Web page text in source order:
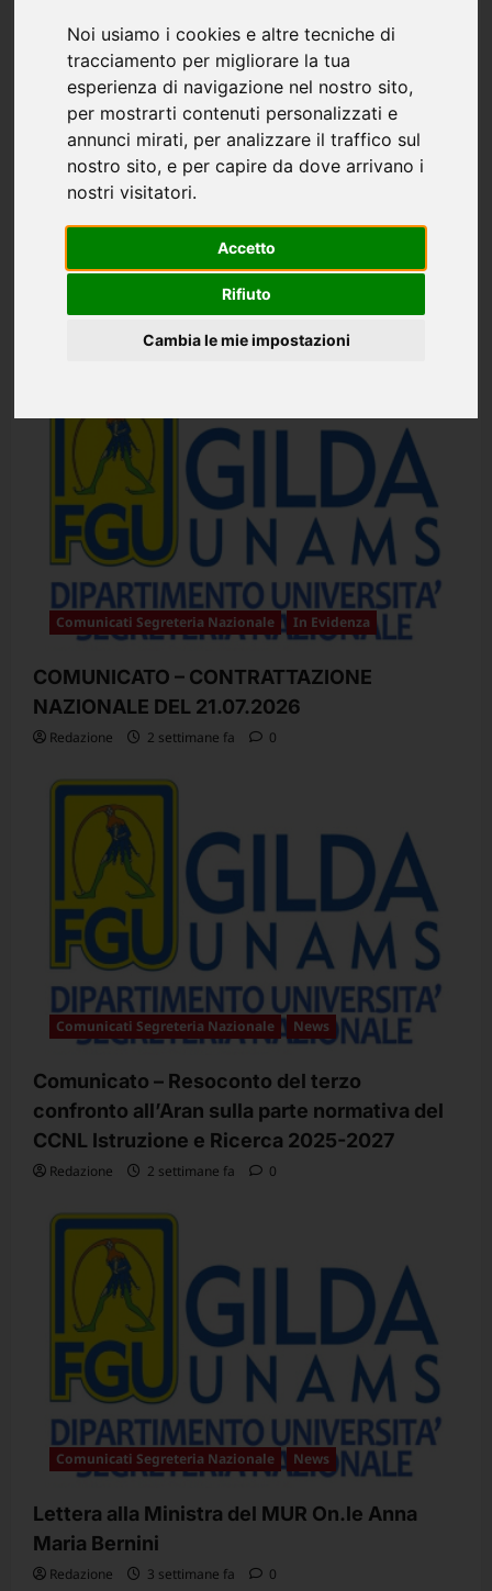
Noi usiamo i cookies e altre tecniche di
tracciamento per migliorare la tua
esperienza di navigazione nel nostro sito,
per mostrarti contenuti personalizzati e
annunci mirati, per analizzare il traffico sul
nostro sito, e per capire da dove arrivano i
nostri visitatori.
Accetto
Rifiuto
Cambia le mie impostazioni
Comunicati News
dell’incontro tenutosi al MUR il 3 agosto
us.”Condivisione nel merito, ma tempi
3 giorni fa 0
Comunicati Segreteria Nazionale In Evidenza
COMUNICATO – CONTRATTAZIONE
NAZIONALE DEL 21.07.2026
Redazione 2 settimane fa 0
Comunicati Segreteria Nazionale News
Comunicato – Resoconto del terzo
confronto all’Aran sulla parte normativa del
CCNL Istruzione e Ricerca 2025-2027
Redazione 2 settimane fa 0
Comunicati Segreteria Nazionale News
Lettera alla Ministra del MUR On.le Anna
Maria Bernini
Redazione 3 settimane fa 0